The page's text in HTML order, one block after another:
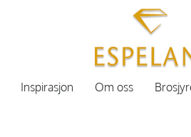
Inspirasjon Om oss